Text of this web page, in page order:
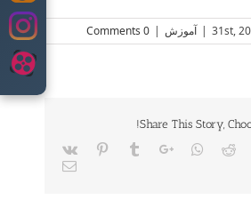
content | آموزش |
0 Comments
Share This Story,
Reddit
Whatsapp
Google+
Tumblr
Pinterest
Vk
Email